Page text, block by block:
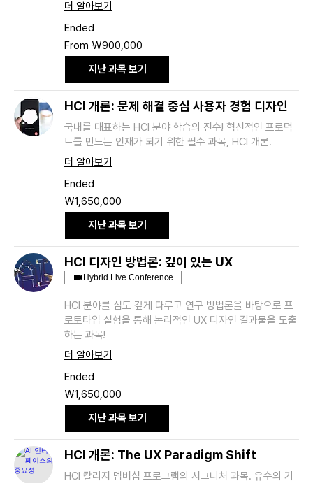
더 알아보기
Ended
From
900,000
South
From ₩900,000
지난 과목 보기
HCI 개론: 문제 해결 중심 사용자 경험 디자인
국내를 대표하는 HCI 분야 학습의 진수! 혁신적인 프로덕
트를 만드는 인재가 되기 위한 필수 과목, HCI 개론.
더 알아보기
Ended
1,650,000
South
Korean
₩1,650,000
지난 과목 보기
HCI 디자인 방법론: 깊이 있는 UX
Hybrid Live Conference
HCI 분야를 심도 깊게 다루고 연구 방법론을 바탕으로 프
로토타입 실험을 통해 논리적인 UX 디자인 결과물을 도출
하는 과목!
더 알아보기
Ended
1,650,000
South
Korean
₩1,650,000
지난 과목 보기
HCI 개론: The UX Paradigm Shift
HCI 칼리지 멤버십 프로그램의 시그니처 과목. 유수의 기